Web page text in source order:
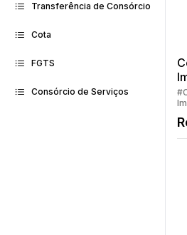
Transferência de Consórcio
Cota
FGTS
Consórcio de Serviços